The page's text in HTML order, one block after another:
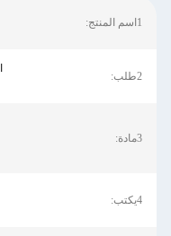
1اسم المنتج:
2طلب:
3مادة:
4يكتب: